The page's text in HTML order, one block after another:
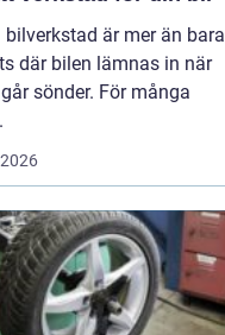
bilverkstad är mer än bara
där bilen lämnas in när
sönder. För många